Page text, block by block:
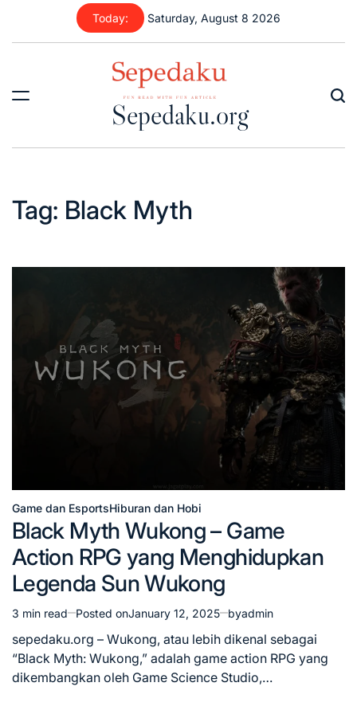
content
Today: Saturday, August 8 2026
Sepedaku.org
Tag: Black Myth
Posted
in
Game dan EsportsHiburan dan Hobi
Black Myth Wukong – Game
Action RPG yang Menghidupkan
Legenda Sun Wukong
Estimated
read
time
3 min read Posted onJanuary 12, 2025 byadmin
sepedaku.org – Wukong, atau lebih dikenal sebagai
“Black Myth: Wukong,” adalah game action RPG yang
dikembangkan oleh Game Science Studio,…